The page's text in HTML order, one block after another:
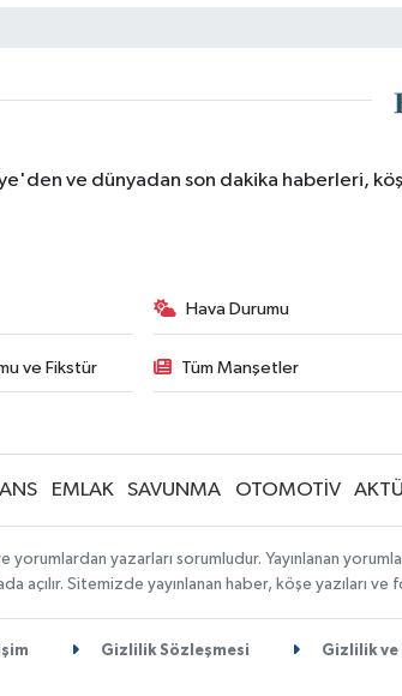
ve dünyadan son dakika haberleri,
Hava Durumu
ve Fikstür Tüm Manşetler
EMLAK SAVUNMA OTOMOTİV
yorumlardan yazarları sorumludur. Yayınlanan
açılır. Sitemizde yayınlanan haber, köşe yazıları
Gizlilik Sözleşmesi Gizlilik ve